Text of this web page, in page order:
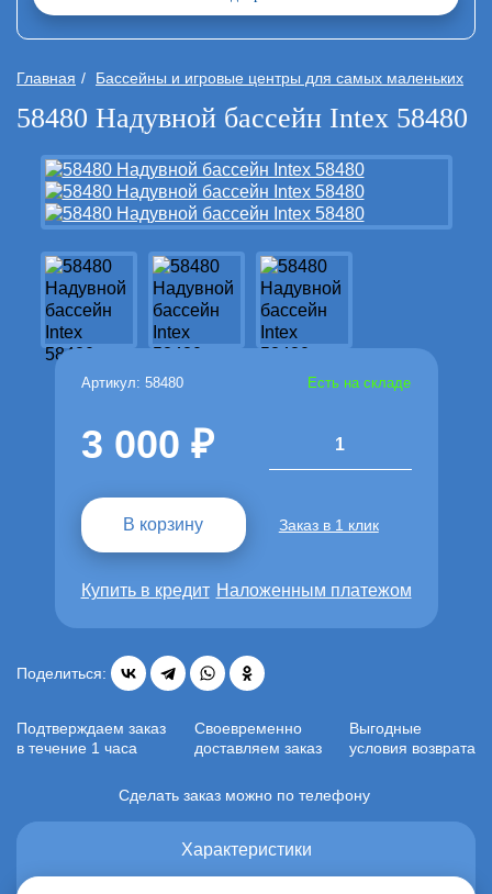
Главная Бассейны и игровые центры для самых маленьких
58480 Надувной бассейн Intex 58480
Артикул: 58480 Есть на складе
3 000 1
В корзину Заказ в 1 клик
Купить в кредит Наложенным платежом
Поделиться:
Подтверждаем заказ
в течение 1 часа
Своевременно
доставляем заказ
Выгодные
условия возврата
Сделать заказ можно по телефону
Характеристики